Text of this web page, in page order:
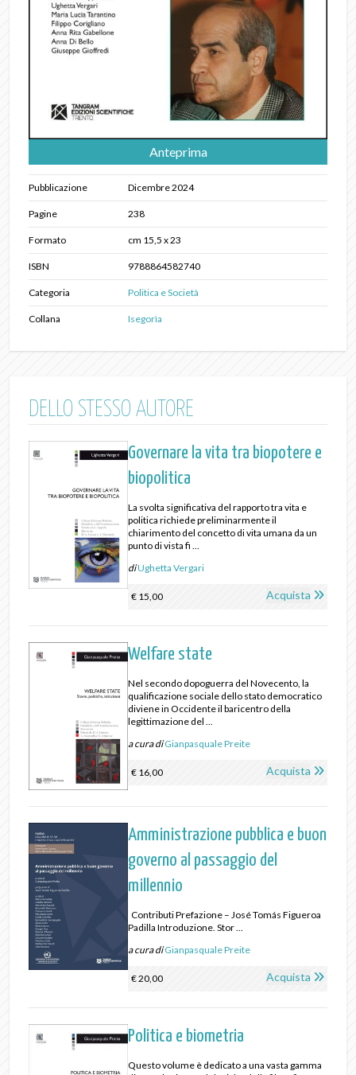
Anteprima
Pubblicazione Dicembre 2024
Pagine 238
Formato cm 15,5 x 23
ISBN 9788864582740
Categoria Politica e Società
Collana Isegorìa
DELLO STESSO AUTORE
Governare la vita tra biopotere e
biopolitica
La svolta significativa del rapporto tra vita e
politica richiede preliminarmente il
chiarimento del concetto di vita umana da un
punto di vista fi ...
diUghetta Vergari
€ 15,00 Acquista
Welfare state
Nel secondo dopoguerra del Novecento, la
qualificazione sociale dello stato democratico
diviene in Occidente il baricentro della
legittimazione del ...
a cura diGianpasquale Preite
€ 16,00 Acquista
Amministrazione pubblica e buon
governo al passaggio del
millennio
Contributi Prefazione – José Tomás Figueroa
Padilla Introduzione. Stor ...
a cura diGianpasquale Preite
€ 20,00 Acquista
Politica e biometria
Questo volume è dedicato a una vasta gamma